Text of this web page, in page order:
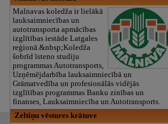
Malnavas koledža ir lielākā
lauksaimniecības un
autotransporta apmācības
izglītības iestāde Latgales
reģionā.&nbsp;Koledža
šobrīd īsteno studiju
programmas Autotransports,
Uzņēmējdarbība lauksaimniecībā un
Grāmatvedība un profesionālās vidējās
izglītības programmas Banku zinības un
finanses, Lauksaimniecība un Autotransports.
Zeltiņu vēstures krātuve